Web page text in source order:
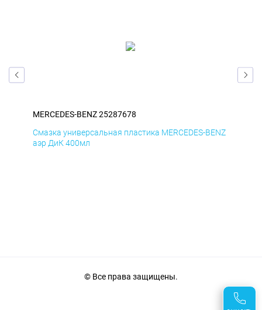
MERCEDES-BENZ 25287678
Смазка универсальная пластика MERCEDES-BENZ
аэр ДиК 400мл
© Все права защищены.